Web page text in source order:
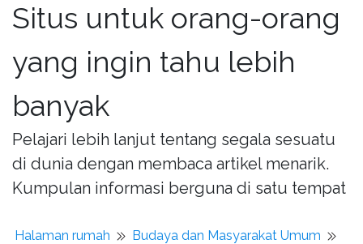
Situs untuk orang-orang
yang ingin tahu lebih
banyak
Pelajari lebih lanjut tentang segala sesuatu
di dunia dengan membaca artikel menarik.
Kumpulan informasi berguna di satu tempat
Halaman rumah
Budaya dan Masyarakat Umum